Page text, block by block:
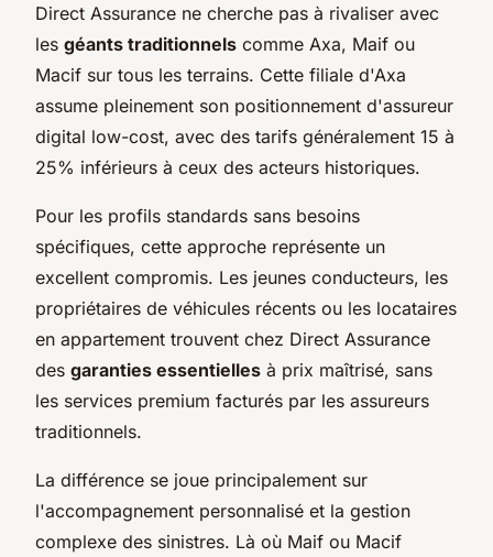
Direct Assurance ne cherche pas à rivaliser avec
les géants traditionnels comme Axa, Maif ou
Macif sur tous les terrains. Cette filiale d'Axa
assume pleinement son positionnement d'assureur
digital low-cost, avec des tarifs généralement 15 à
25% inférieurs à ceux des acteurs historiques.
Pour les profils standards sans besoins
spécifiques, cette approche représente un
excellent compromis. Les jeunes conducteurs, les
propriétaires de véhicules récents ou les locataires
en appartement trouvent chez Direct Assurance
des garanties essentielles à prix maîtrisé, sans
les services premium facturés par les assureurs
traditionnels.
La différence se joue principalement sur
l'accompagnement personnalisé et la gestion
complexe des sinistres. Là où Maif ou Macif